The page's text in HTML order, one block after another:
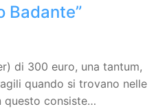
Badante”
di 300 euro, una tantum,
quando si trovano nelle
questo consiste…